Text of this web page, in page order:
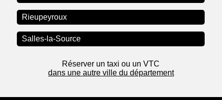
Rieupeyroux
Salles-la-Source
Réserver un taxi ou un VTC
dans une autre ville du département